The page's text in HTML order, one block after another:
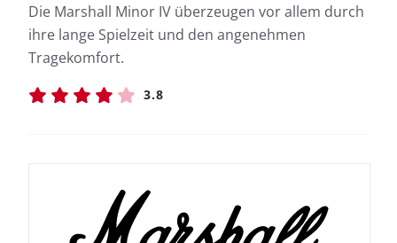
Die Marshall Minor IV überzeugen vor allem durch
ihre lange Spielzeit und den angenehmen
Tragekomfort.
3.8